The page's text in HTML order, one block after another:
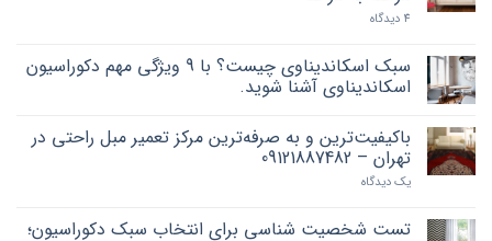
4 دیدگاه
سبک اسکاندیناوی چیست؟ با 9 ویژگی مهم دکوراسیون
اسکاندیناوی آشنا شوید.
باکیفیت‌ترین و به صرفه‌ترین مرکز تعمیر مبل راحتی در
تهران – 09121887482
یک دیدگاه
تست شخصیت شناسی برای انتخاب سبک دکوراسیون؛